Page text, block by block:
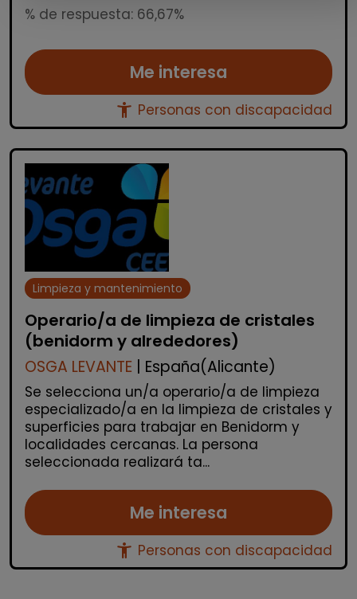
% de respuesta: 66,67%
Me interesa
accessibility_new Personas con discapacidad
Limpieza y mantenimiento
Operario/a de limpieza de cristales
(benidorm y alrededores)
OSGA LEVANTE | España(Alicante)
Se selecciona un/a operario/a de limpieza
especializado/a en la limpieza de cristales y
superficies para trabajar en Benidorm y
localidades cercanas. La persona
seleccionada realizará ta...
Me interesa
accessibility_new Personas con discapacidad